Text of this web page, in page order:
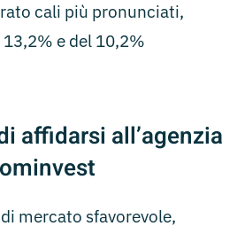
cali più pronunciati,
e del 10,2%​
affidarsi all’agenzia
mercato sfavorevole,